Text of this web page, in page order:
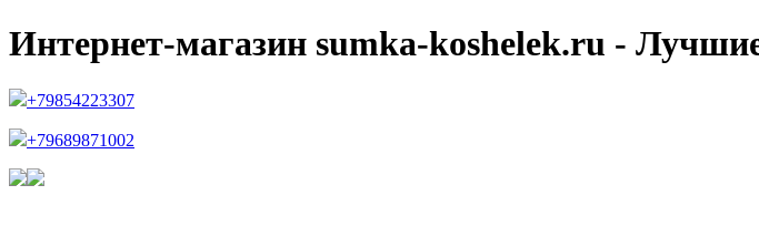
Интернет-магазин sumka-koshelek.ru -
+79854223307
+79689871002